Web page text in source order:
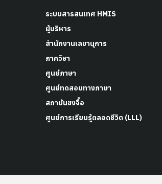
ระบบสารสนเทศ HMIS
ผู้บริหาร
สำนักงานเลขานุการ
ภาควิชา
ศูนย์ภาษา
ศูนย์ทดสอบทางภาษา
สถาบันขงจื๊อ
ศูนย์การเรียนรู้ตลอดชีวิต (LLL)